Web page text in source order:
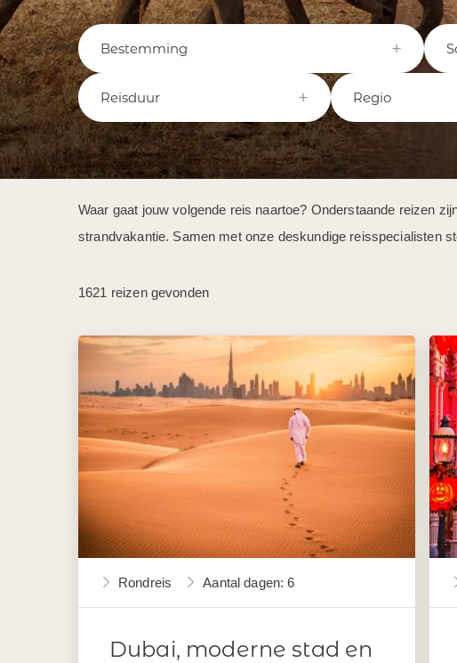
Bestemming
Reisduur Regio
Waar gaat jouw volgende reis naartoe? Onderstaande reizen
strandvakantie. Samen met onze deskundige reisspecialisten
1621 reizen gevonden
Rondreis Aantal dagen: 6
Dubai, moderne stad en